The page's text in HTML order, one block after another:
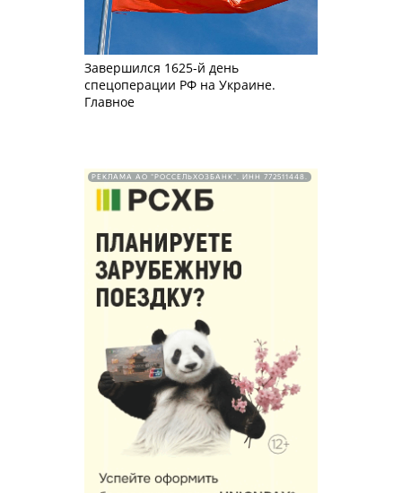
Завершился 1625-й день
спецоперации РФ на Украине.
Главное
РЕКЛАМА АО "РОССЕЛЬХОЗБАНК". ИНН 772511448.